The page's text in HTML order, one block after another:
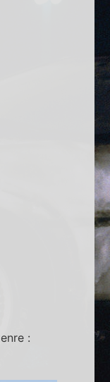
: